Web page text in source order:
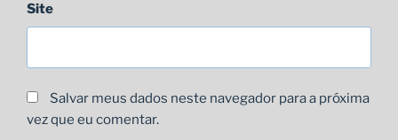
Site
Salvar meus dados neste navegador para a próxima
vez que eu comentar.